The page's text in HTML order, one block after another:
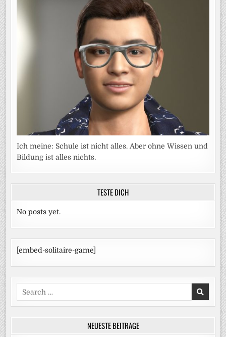
Ich meine: Schule ist nicht alles. Aber ohne Wissen und
Bildung ist alles nichts.
TESTE DICH
No posts yet.
[embed-solitaire-game]
Search
for:
NEUESTE BEITRÄGE